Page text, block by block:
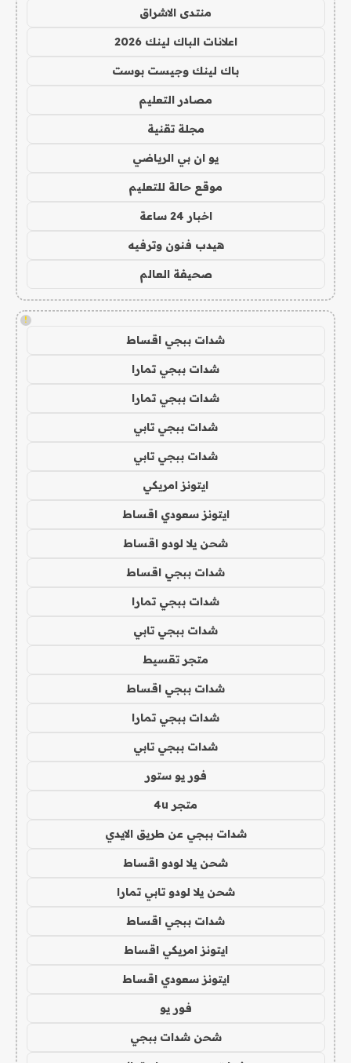
منتدى الاشراق
اعلانات الباك لينك 2026
باك لينك وجيست بوست
مصادر التعليم
مجلة تقنية
يو ان بي الرياضي
موقع حالة للتعليم
اخبار 24 ساعة
هيدب فنون وترفيه
صحيفة العالم
!
شدات ببجي اقساط
شدات ببجي تمارا
شدات ببجي تمارا
شدات ببجي تابي
شدات ببجي تابي
ايتونز امريكي
ايتونز سعودي اقساط
شحن يلا لودو اقساط
شدات ببجي اقساط
شدات ببجي تمارا
شدات ببجي تابي
متجر تقسيط
شدات ببجي اقساط
شدات ببجي تمارا
شدات ببجي تابي
فور يو ستور
متجر 4u
شدات ببجي عن طريق الايدي
شحن يلا لودو اقساط
شحن يلا لودو تابي تمارا
شدات ببجي اقساط
ايتونز امريكي اقساط
ايتونز سعودي اقساط
فور يو
شحن شدات ببجي